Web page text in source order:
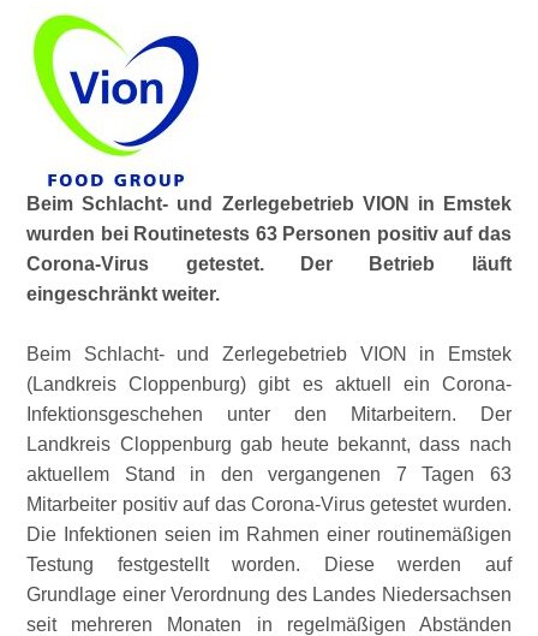
Beim Schlacht- und Zerlegebetrieb VION in Emstek
wurden bei Routinetests 63 Personen positiv auf das
Corona-Virus getestet. Der Betrieb läuft
eingeschränkt weiter.
Beim Schlacht- und Zerlegebetrieb VION in Emstek
(Landkreis Cloppenburg) gibt es aktuell ein Corona-
Infektionsgeschehen unter den Mitarbeitern. Der
Landkreis Cloppenburg gab heute bekannt, dass nach
aktuellem Stand in den vergangenen 7 Tagen 63
Mitarbeiter positiv auf das Corona-Virus getestet wurden.
Die Infektionen seien im Rahmen einer routinemäßigen
Testung festgestellt worden. Diese werden auf
Grundlage einer Verordnung des Landes Niedersachsen
seit mehreren Monaten in regelmäßigen Abständen